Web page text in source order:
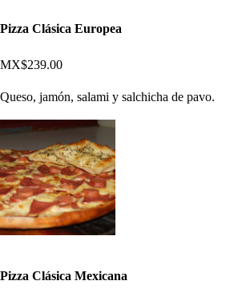
Pizza Clásica Europea
MX$239.00
Queso, jamón, salami y salchicha de pavo.
Pizza Clásica Mexicana